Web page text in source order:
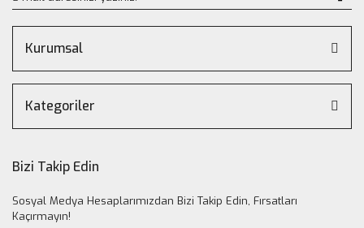
Kurumsal
Kategoriler
Bizi Takip Edin
Sosyal Medya Hesaplarımızdan Bizi Takip Edin, Fırsatları
Kaçırmayın!